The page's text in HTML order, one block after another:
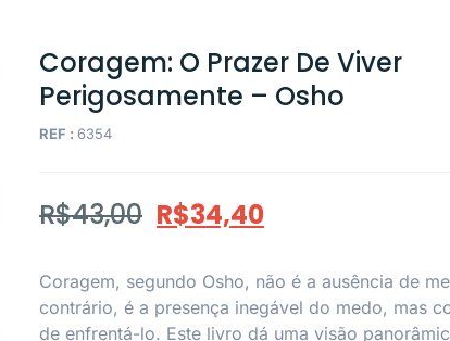
Coragem: O Prazer De Viver
Perigosamente – Osho
REF : 6354
R$43,00 R$34,40
Coragem, segundo Osho, não é a ausência de
contrário, é a presença inegável do medo, mas
de enfrentá-lo. Este livro dá uma visão